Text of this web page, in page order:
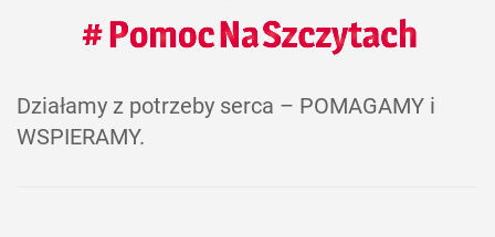
Działamy z potrzeby serca – POMAGAMY i
WSPIERAMY.